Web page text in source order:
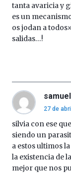
tanta avaricia y
es un
os jodan a
salidas…!
samuel
27 de
silvia con ese
siendo un
a estos ultimos
la existencia de
mejor que nos